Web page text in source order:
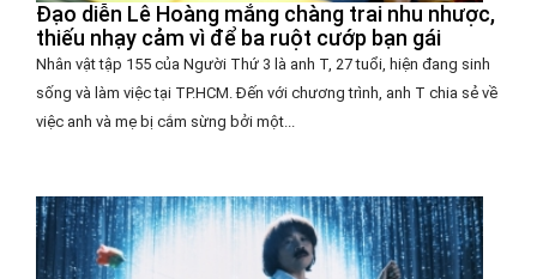
Đạo diễn Lê Hoàng mắng chàng trai nhu nhược,
thiếu nhạy cảm vì để ba ruột cướp bạn gái
Nhân vật tập 155 của Người Thứ 3 là anh T, 27 tuổi, hiện đang sinh
sống và làm việc tại TP.HCM. Đến với chương trình, anh T chia sẻ về
việc anh và mẹ bị cắm sừng bởi một...